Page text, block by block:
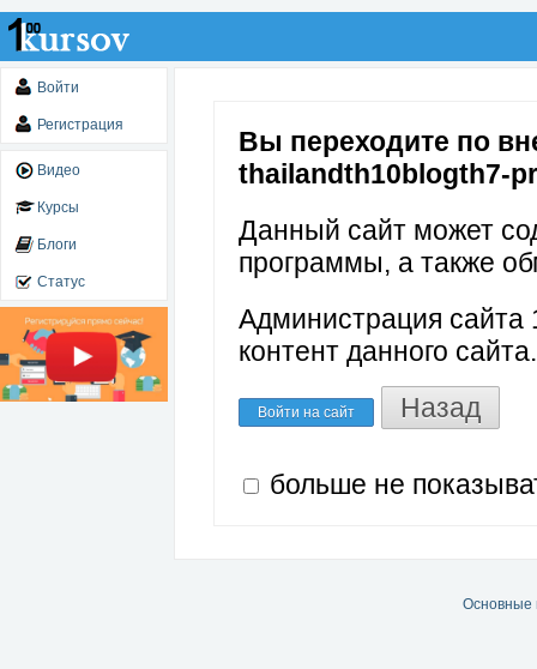
Войти
Регистрация
Видео
Курсы
Блоги
Статус
Вы переходите по
thailandth10blogth7-
Данный сайт может
программы, а также
Администрация сайта
контент данного сайта.
Войти на сайт Назад
больше не
Основные